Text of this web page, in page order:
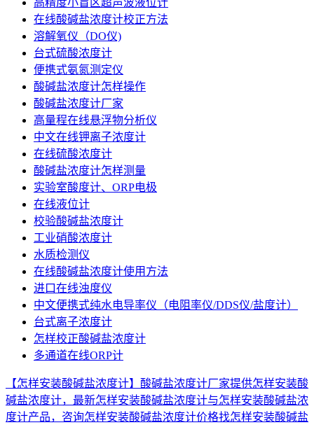
高精度小盲区超声波液位计
在线酸碱盐浓度计校正方法
溶解氧仪（DO仪)
台式硫酸浓度计
便携式氨氮测定仪
酸碱盐浓度计怎样操作
酸碱盐浓度计厂家
高量程在线悬浮物分析仪
中文在线钾离子浓度计
在线硫酸浓度计
酸碱盐浓度计怎样测量
实验室酸度计、ORP电极
在线液位计
校验酸碱盐浓度计
工业硝酸浓度计
水质检测仪
在线酸碱盐浓度计使用方法
进口在线浊度仪
中文便携式纯水电导率仪（电阻率仪/DDS仪/盐度计）
台式离子浓度计
怎样校正酸碱盐浓度计
多通道在线ORP计
【怎样安装酸碱盐浓度计】酸碱盐浓度计厂家提供怎样安装酸
碱盐浓度计，最新怎样安装酸碱盐浓度计与怎样安装酸碱盐浓
度计产品，咨询怎样安装酸碱盐浓度计价格找怎样安装酸碱盐